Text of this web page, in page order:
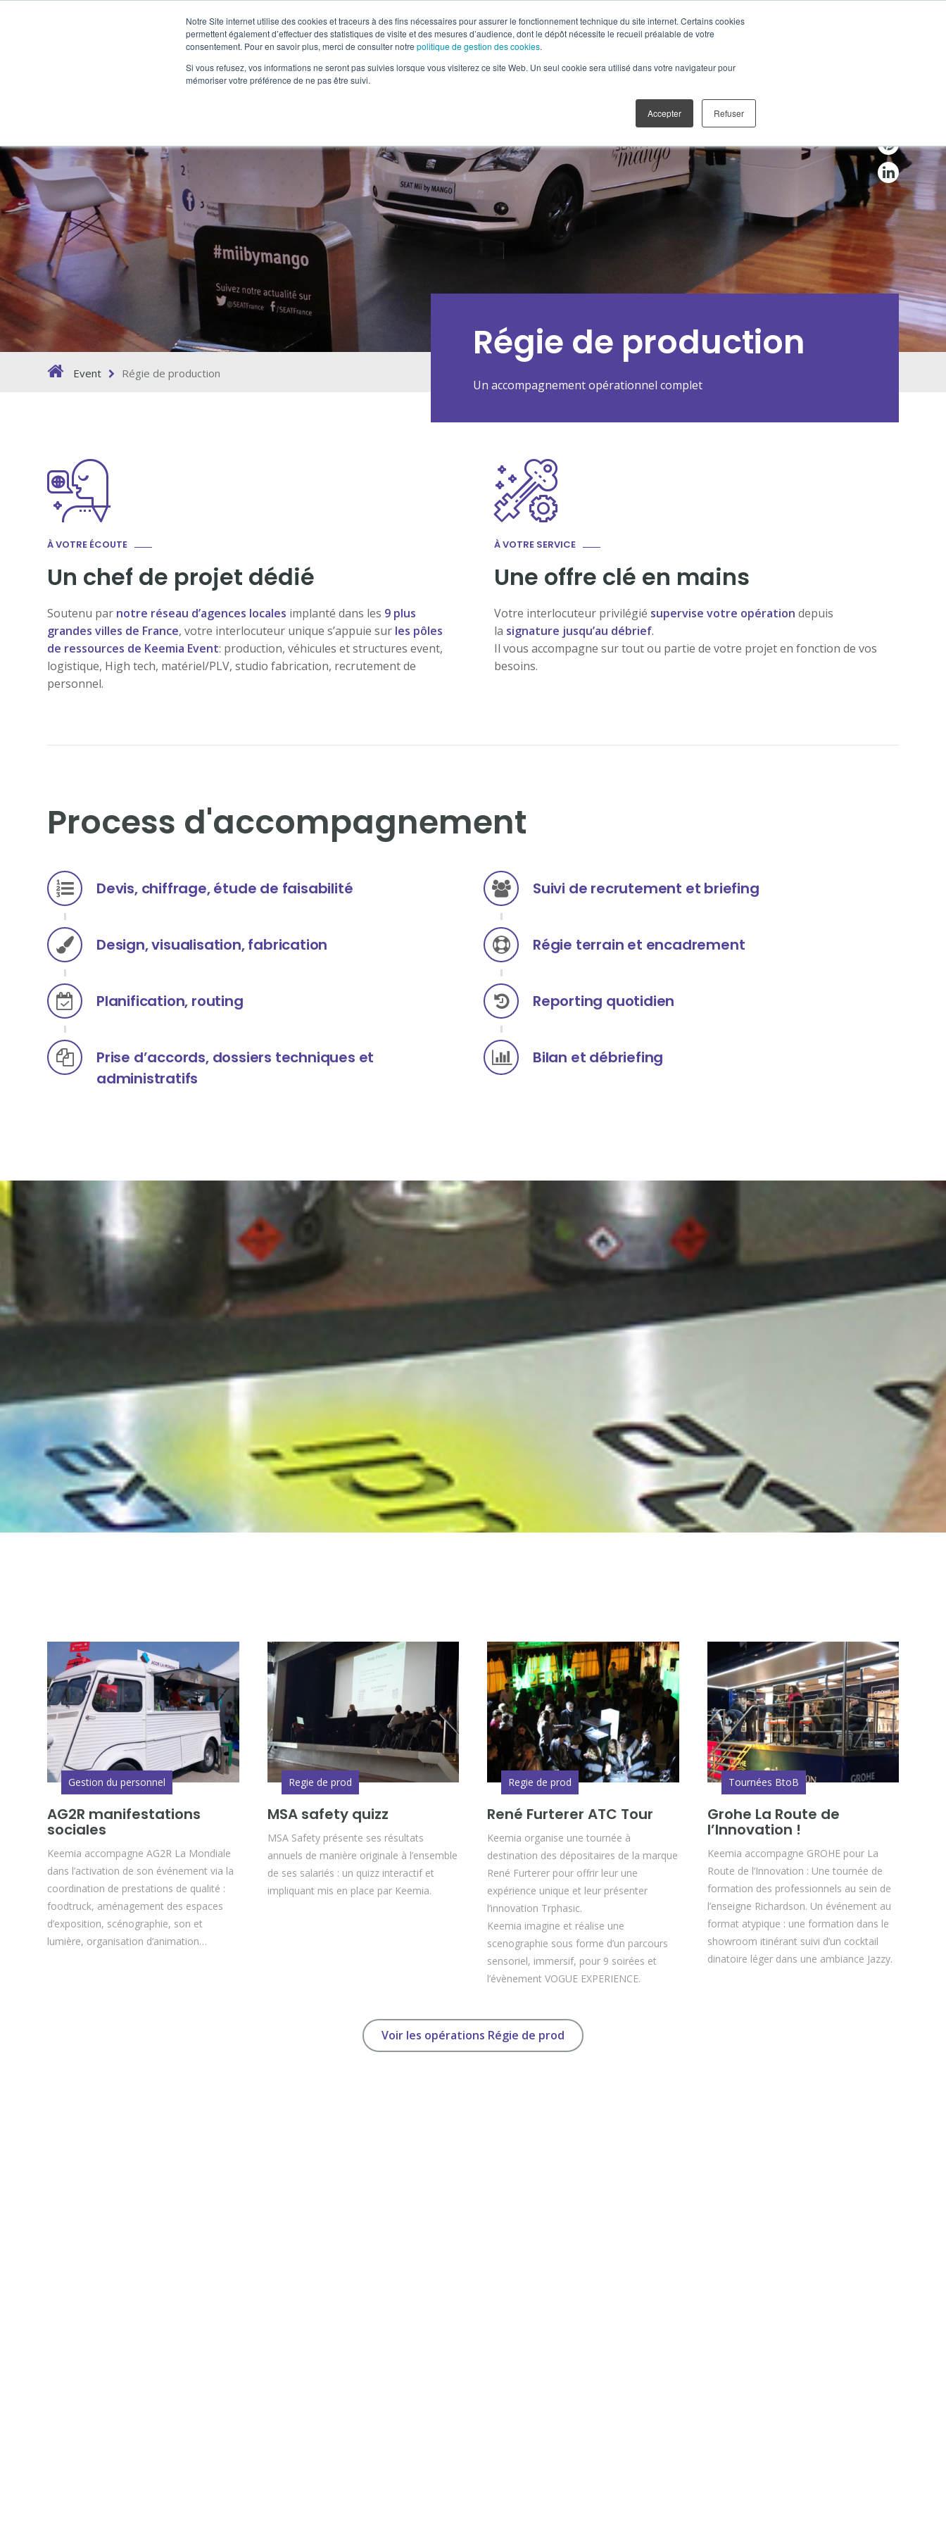
Notre Site internet utilise des cookies et traceurs à des fins nécessaires pour assurer le fonctionnement technique du site internet. Certains cookies
permettent également d’effectuer des statistiques de visite et des mesures d’audience, dont le dépôt nécessite le recueil préalable de votre
consentement. Pour en savoir plus, merci de consulter notre politique de gestion des cookies.
Si vous refusez, vos informations ne seront pas suivies lorsque vous visiterez ce site Web. Un seul cookie sera utilisé dans votre navigateur pour
mémoriser votre préférence de ne pas être suivi.
Accepter Refuser
ROADSHOWS IN & OUT TOURNÉES BTOB RÉGIE DE PRODUCTION
Régie de production
Un accompagnement opérationnel complet
Event Régie de production
À VOTRE ÉCOUTE
Un chef de projet dédié
Soutenu par notre réseau d’agences locales implanté dans les 9 plus
grandes villes de France, votre interlocuteur unique s’appuie sur les pôles
de ressources de Keemia Event: production, véhicules et structures event,
logistique, High tech, matériel/PLV, studio fabrication, recrutement de
personnel.
À VOTRE SERVICE
Une offre clé en mains
Votre interlocuteur privilégié supervise votre opération depuis
la signature jusqu’au débrief.
Il vous accompagne sur tout ou partie de votre projet en fonction de vos
besoins.
Process d'accompagnement
Devis, chiffrage, étude de faisabilité
Design, visualisation, fabrication
Planification, routing
Prise d’accords, dossiers techniques et
administratifs
Suivi de recrutement et briefing
Régie terrain et encadrement
Reporting quotidien
Bilan et débriefing
Gestion du personnel
AG2R manifestations
sociales
Keemia accompagne AG2R La Mondiale
dans l’activation de son événement via la
coordination de prestations de qualité :
foodtruck, aménagement des espaces
d’exposition, scénographie, son et
lumière, organisation d’animation…
Regie de prod
MSA safety quizz
MSA Safety présente ses résultats
annuels de manière originale à l’ensemble
de ses salariés : un quizz interactif et
impliquant mis en place par Keemia.
Regie de prod
René Furterer ATC Tour
Keemia organise une tournée à
destination des dépositaires de la marque
René Furterer pour offrir leur une
expérience unique et leur présenter
l’innovation Trphasic.
Keemia imagine et réalise une
scenographie sous forme d’un parcours
sensoriel, immersif, pour 9 soirées et
l’évènement VOGUE EXPERIENCE.
Tournées BtoB
Grohe La Route de
l’Innovation !
Keemia accompagne GROHE pour La
Route de l’Innovation : Une tournée de
formation des professionnels au sein de
l’enseigne Richardson. Un événement au
format atypique : une formation dans le
showroom itinérant suivi d’un cocktail
dinatoire léger dans une ambiance Jazzy.
Voir les opérations Régie de prod